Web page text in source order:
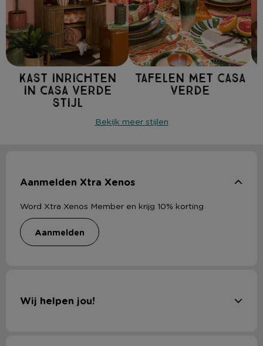
Kast inrichten
in Casa Verde
stijl
Tafelen met casa
verde
Bekijk meer stijlen
Aanmelden Xtra Xenos
Word Xtra Xenos Member en krijg 10% korting
aanmelden
Wij helpen jou!